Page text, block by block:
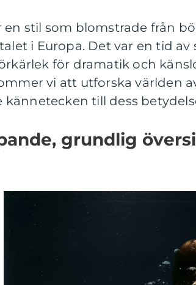
en stil som blomstrade från
i Europa. Det var en tid
för dramatik och
vi att utforska världen
till dess
grundlig